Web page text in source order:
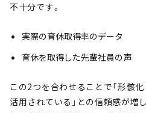
不十分です。
実際の育休取得率のデータ
育休を取得した先輩社員の声
この2つを合わせることで「形骸
活用されている」との信頼感が増